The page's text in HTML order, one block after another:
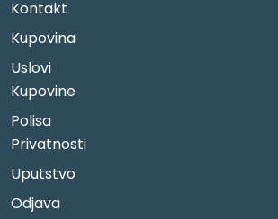
Kontakt
Kupovina
Uslovi
Kupovine
Polisa
Privatnosti
Uputstvo
Odjava